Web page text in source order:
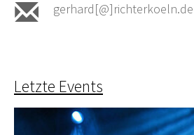
gerhard[@]richterkoeln.de
Letzte Events